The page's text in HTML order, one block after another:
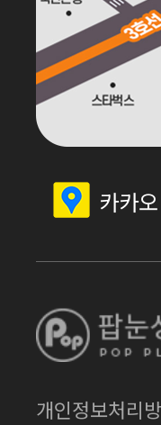
카카
개인정보처리